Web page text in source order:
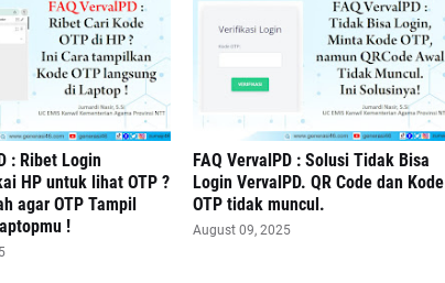
: Ribet Login
HP untuk lihat OTP ?
agar OTP Tampil
!
FAQ VervalPD : Solusi Tidak Bisa
Login VervalPD. QR Code dan Kode
OTP tidak muncul.
August 09, 2025